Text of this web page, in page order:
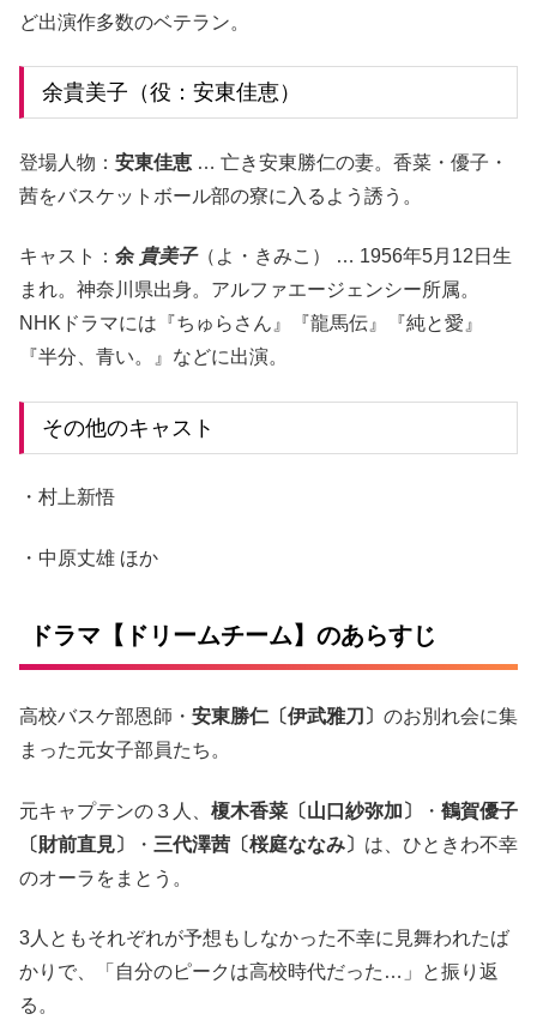
ど出演作多数のベテラン。
余貴美子（役：安東佳恵）
登場人物： 安東佳恵 … 亡き安東勝仁の妻。香菜・優子・
茜をバスケットボール部の寮に入るよう誘う。
キャスト： 余 貴美子（よ・きみこ） … 1956年5月12日生
まれ。神奈川県出身。アルファエージェンシー所属。
NHKドラマには『ちゅらさん』『龍馬伝』『純と愛』
『半分、青い。』などに出演。
その他のキャスト
・村上新悟
・中原丈雄 ほか
ドラマ【ドリームチーム】のあらすじ
高校バスケ部恩師・ 安東勝仁〔伊武雅刀〕 のお別れ会に集
まった元女子部員たち。
元キャプテンの３人、 榎木香菜〔山口紗弥加〕 ・ 鶴賀優子
〔財前直見〕
・ 三代澤茜〔桜庭ななみ〕 は、ひときわ不幸
のオーラをまとう。
3人ともそれぞれが予想もしなかった不幸に見舞われたば
かりで、「自分のピークは高校時代だった…」と振り返
る。